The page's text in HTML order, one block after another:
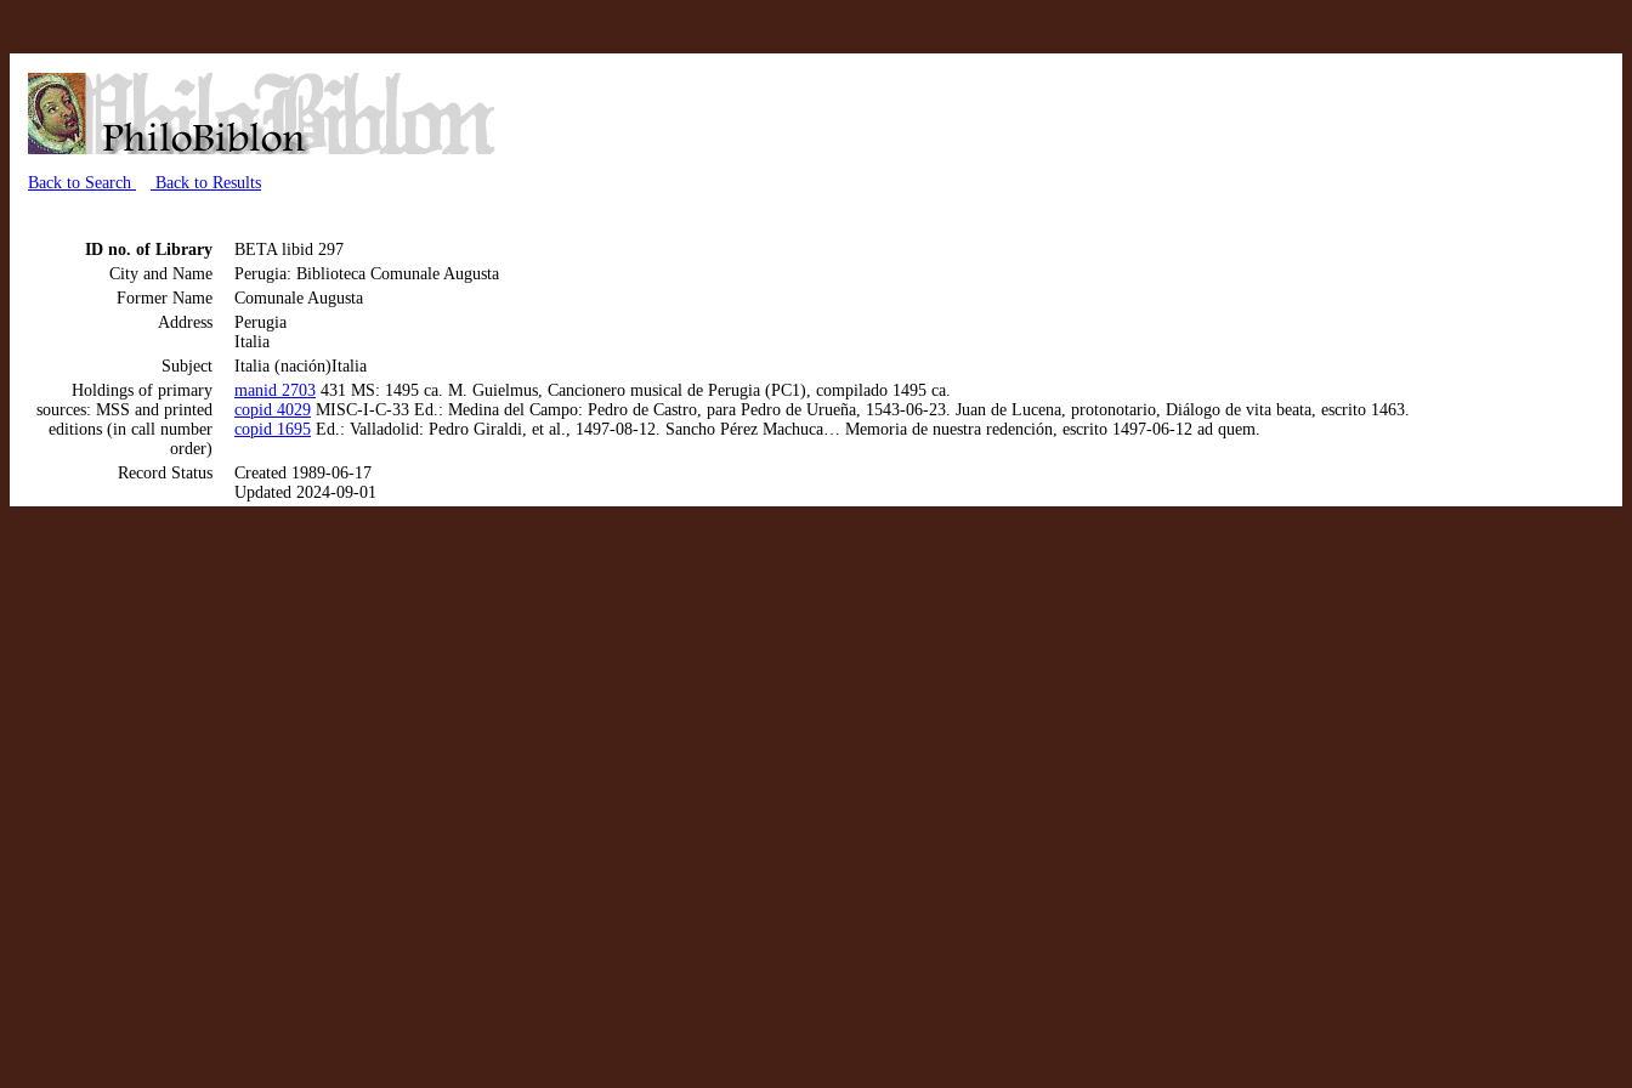
Back to Search Back to Results
ID no. of Library
BETA libid 297
City and Name
Perugia: Biblioteca Comunale Augusta
Former Name
Comunale Augusta
Address
Perugia
Italia
Subject
Italia (nación)Italia
Holdings of primary
sources: MSS and printed
editions (in call number
order)
manid 2703 431 MS: 1495 ca. M. Guielmus, Cancionero musical de Perugia (PC1), compilado 1495 ca.
copid 4029 MISC-I-C-33 Ed.: Medina del Campo: Pedro de Castro, para Pedro de Urueña, 1543-06-23. Juan de Lucena, protonotario, Diálogo de vita beata, escrito 1463.
copid 1695 Ed.: Valladolid: Pedro Giraldi, et al., 1497-08-12. Sancho Pérez Machuca… Memoria de nuestra redención, escrito 1497-06-12 ad quem.
Record Status
Created 1989-06-17
Updated 2024-09-01